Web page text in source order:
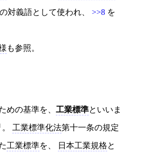
の対義語として使われ、 >>8 を
も参照。
めの基準を、 工業標準といいま
。 工業標準化法第十一条の規定
工業標準を、 日本工業規格と